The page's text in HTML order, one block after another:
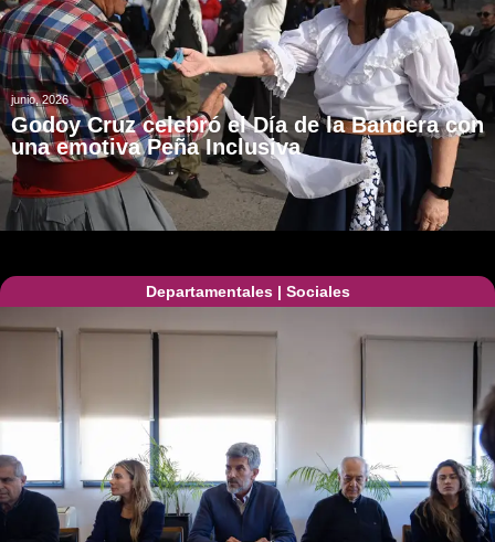
junio, 2026
Godoy Cruz celebró el Día de la Bandera con
una emotiva Peña Inclusiva
Departamentales| Sociales